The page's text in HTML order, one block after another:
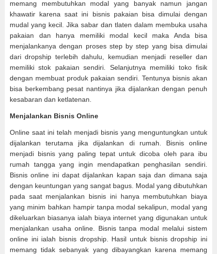
memang membutuhkan modal yang banyak namun jangan
khawatir karena saat ini bisnis pakaian bisa dimulai dengan
mudal yang kecil. Jika sabar dan tlaten dalam membuka usaha
pakaian dan hanya memiliki modal kecil maka Anda bisa
menjalankanya dengan proses step by step yang bisa dimulai
dari dropship terlebih dahulu, kemudian menjadi reseller dan
memiliki stok pakaian sendiri. Selanjutnya memiliki toko fisik
dengan membuat produk pakaian sendiri. Tentunya bisnis akan
bisa berkembang pesat nantinya jika dijalankan dengan penuh
kesabaran dan ketlatenan.
Menjalankan Bisnis Online
Online saat ini telah menjadi bisnis yang menguntungkan untuk
dijalankan terutama jika dijalankan di rumah. Bisnis online
menjadi bisnis yang paling tepat untuk dicoba oleh para ibu
rumah tangga yang ingin mendapatkan penghasilan sendiri.
Bisnis online ini dapat dijalankan kapan saja dan dimana saja
dengan keuntungan yang sangat bagus. Modal yang dibutuhkan
pada saat menjalankan bisnis ini hanya membutuhkan biaya
yang minim bahkan hampir tanpa modal sekalipun, modal yang
dikeluarkan biasanya ialah biaya internet yang digunakan untuk
menjalankan usaha online. Bisnis tanpa modal melalui sistem
online ini ialah bisnis dropship. Hasil untuk bisnis dropship ini
memang tidak sebanyak yang dibayangkan karena memang